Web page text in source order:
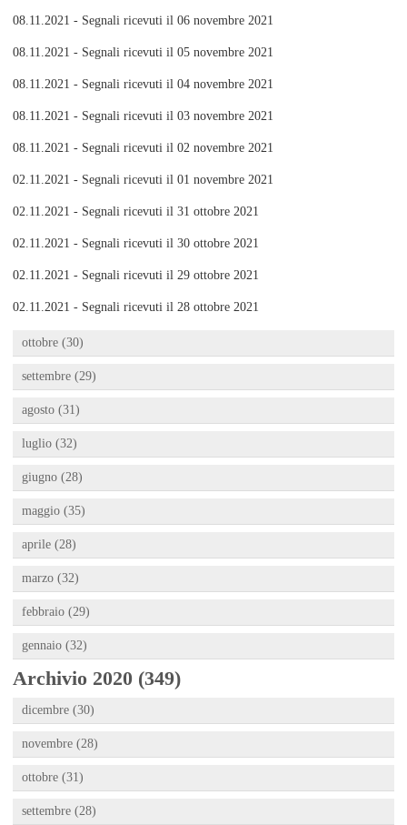
08.11.2021 - Segnali ricevuti il 06 novembre 2021
08.11.2021 - Segnali ricevuti il 05 novembre 2021
08.11.2021 - Segnali ricevuti il 04 novembre 2021
08.11.2021 - Segnali ricevuti il 03 novembre 2021
08.11.2021 - Segnali ricevuti il 02 novembre 2021
02.11.2021 - Segnali ricevuti il 01 novembre 2021
02.11.2021 - Segnali ricevuti il 31 ottobre 2021
02.11.2021 - Segnali ricevuti il 30 ottobre 2021
02.11.2021 - Segnali ricevuti il 29 ottobre 2021
02.11.2021 - Segnali ricevuti il 28 ottobre 2021
ottobre (30)
settembre (29)
agosto (31)
luglio (32)
giugno (28)
maggio (35)
aprile (28)
marzo (32)
febbraio (29)
gennaio (32)
Archivio 2020 (349)
dicembre (30)
novembre (28)
ottobre (31)
settembre (28)